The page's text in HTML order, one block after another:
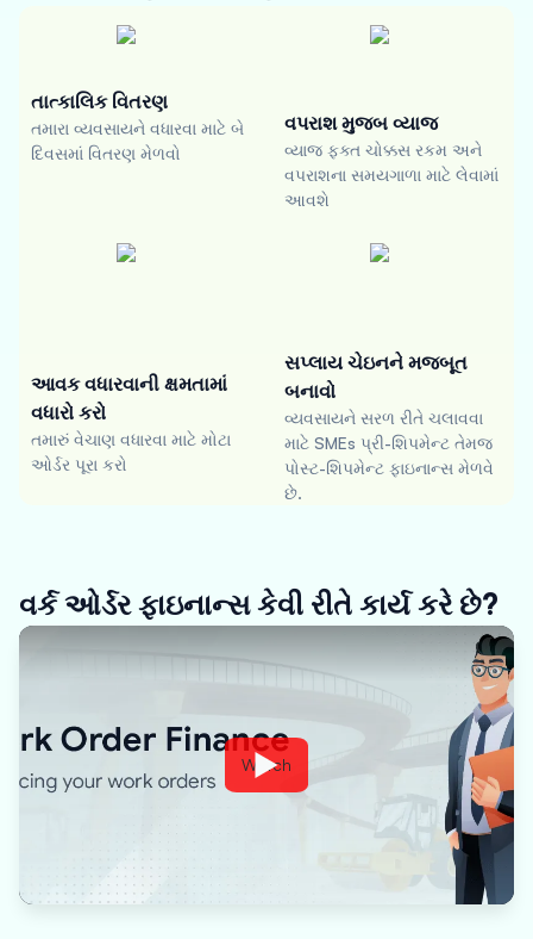
તાત્કાલિક વિતરણ
તમારા વ્યવસાયને વધારવા માટે બે
દિવસમાં વિતરણ મેળવો
વપરાશ મુજબ વ્યાજ
વ્યાજ ફક્ત ચોક્કસ રકમ અને
વપરાશના સમયગાળા માટે લેવામાં
આવશે
આવક વધારવાની ક્ષમતામાં
વધારો કરો
તમારું વેચાણ વધારવા માટે મોટા
ઓર્ડર પૂરા કરો
સપ્લાય ચેઇનને મજબૂત
બનાવો
વ્યવસાયને સરળ રીતે ચલાવવા
માટે SMEs પ્રી-શિપમેન્ટ તેમજ
પોસ્ટ-શિપમેન્ટ ફાઇનાન્સ મેળવે
છે.
વર્ક ઓર્ડર ફાઇનાન્સ કેવી રીતે કાર્ય કરે છે?
Watch